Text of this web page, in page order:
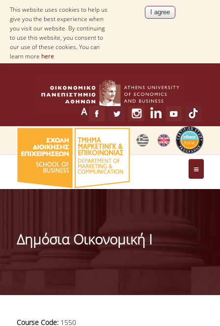
This website uses cookies to help us
give you the best experience when
you visit our website. By continuing
to use this website, you consent to
our use of these cookies. You can
learn more here
THE DEPARTMENT
DEPARTMENT
MISSION OF THE DEPARTMENT
Δημόσια Οικονομική Ι
Course Code: 1550